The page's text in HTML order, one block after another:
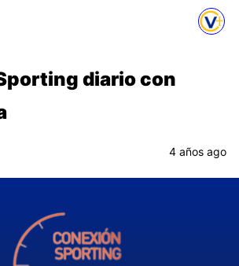
diario con
4 años ago